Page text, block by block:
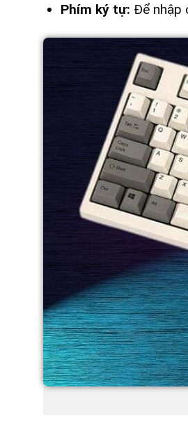
Phím ký tự: Để nhập